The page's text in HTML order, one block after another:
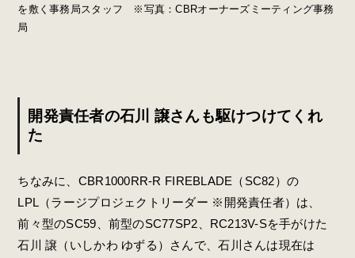
を敷く事務局スタッフ ※写真：CBRオーナーズミーティング事務
局
開発責任者の石川 譲さんも駆けつけてくれ
た
ちなみに、CBR1000RR-R FIREBLADE（SC82）の
LPL（ラージプロジェクトリーダー ※開発責任者）は、
前々型のSC59、前型のSC77SP2、RC213V-Sを手がけた
石川 譲（いしかわ ゆずる）さんで、石川さんは現在は